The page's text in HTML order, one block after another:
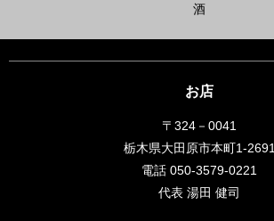
酒
お店
〒324－0041
栃木県大田原市本町1-2691
電話 050-3579-0221
代表 湯田 健司